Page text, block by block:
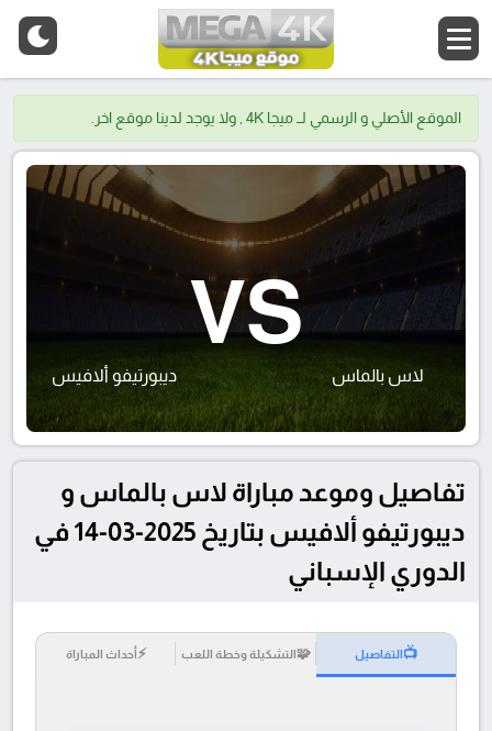
الموقع الأصلي و الرسمي لــ ميجا 4K , ولا يوجد لدينا موقع اخر.
لاس بالماس
VS
ديبورتيفو ألافيس
تفاصيل وموعد مباراة لاس بالماس و
ديبورتيفو ألافيس بتاريخ 2025-03-14 في
الدوري الإسباني
📺التفاصيل 🧩التشكيلة وخطة اللعب ⚡أحداث المباراة